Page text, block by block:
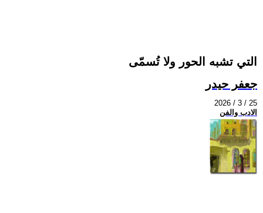
التي تشبه الحور ولا تُسمّى
جعفر حيدر
2026 / 3 / 25
الادب والفن